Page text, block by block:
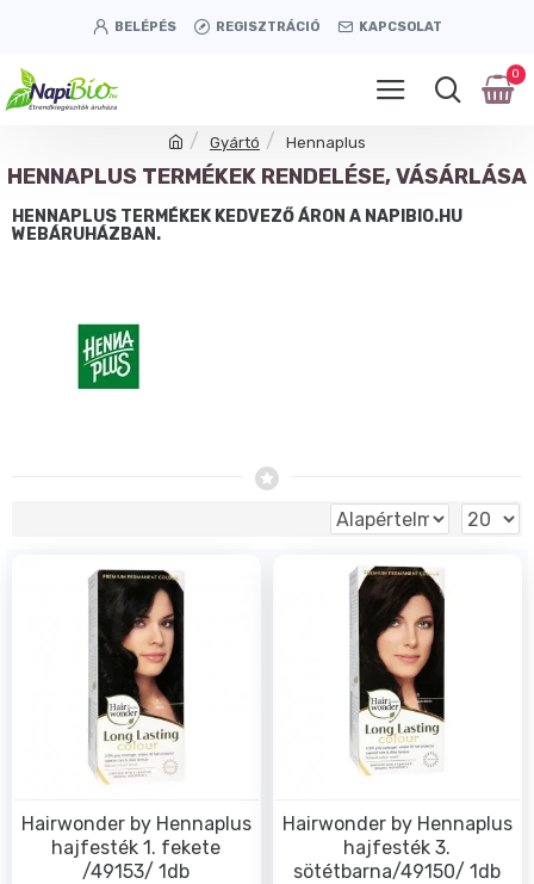
BELÉPÉS REGISZTRÁCIÓ KAPCSOLAT
0
Gyártó Hennaplus
HENNAPLUS TERMÉKEK RENDELÉSE, VÁSÁRLÁSA
HENNAPLUS TERMÉKEK KEDVEZŐ ÁRON A NAPIBIO.HU
WEBÁRUHÁZBAN.
Hairwonder by Hennaplus
hajfesték 1. fekete
/49153/ 1db
Hairwonder by Hennaplus
hajfesték 3.
sötétbarna/49150/ 1db